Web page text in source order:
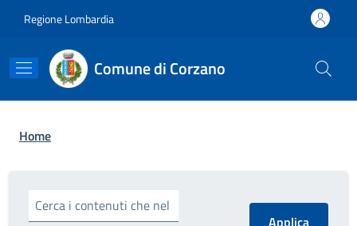
Regione Lombardia
Comune di Corzano
Briciole di pane
Home
Cerca i contenuti che nel